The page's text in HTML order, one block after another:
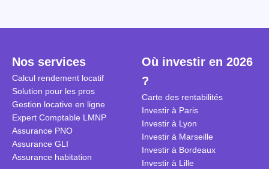
Nos services
Calcul rendement locatif
Solution pour les pros
Gestion locative en ligne
Expert Comptable LMNP
Assurance PNO
Assurance GLI
Assurance habitation
Où investir en 2026
?
Carte des rentabilités
Investir à Paris
Investir à Lyon
Investir à Marseille
Investir à Bordeaux
Investir à Lille